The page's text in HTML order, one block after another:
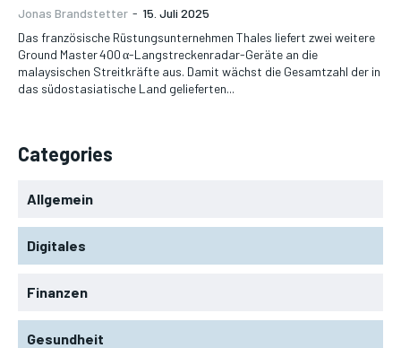
Jonas Brandstetter - 15. Juli 2025
Das französische Rüstungsunternehmen Thales liefert zwei weitere
Ground Master 400 α-Langstreckenradar-Geräte an die
malaysischen Streitkräfte aus. Damit wächst die Gesamtzahl der in
das südostasiatische Land gelieferten...
Categories
Allgemein
Digitales
Finanzen
Gesundheit